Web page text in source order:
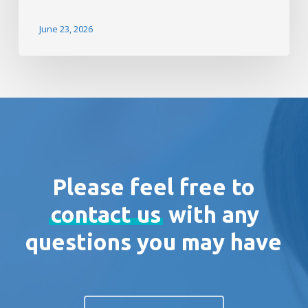
June 23, 2026
Please feel free to
contact uswith any
questions you may have